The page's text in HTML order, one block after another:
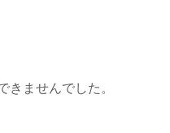
ませんでした。